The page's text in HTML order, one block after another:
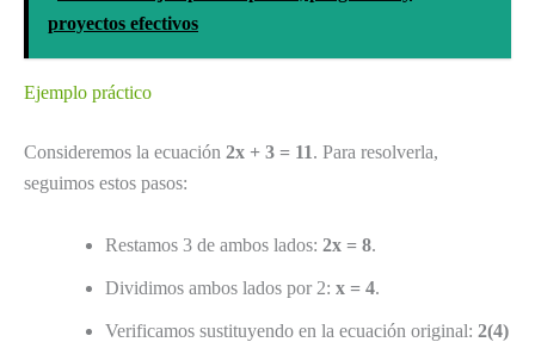
proyectos efectivos
Ejemplo práctico
Consideremos la ecuación 2x + 3 = 11. Para resolverla,
seguimos estos pasos:
Restamos 3 de ambos lados: 2x = 8.
Dividimos ambos lados por 2: x = 4.
Verificamos sustituyendo en la ecuación original: 2(4)